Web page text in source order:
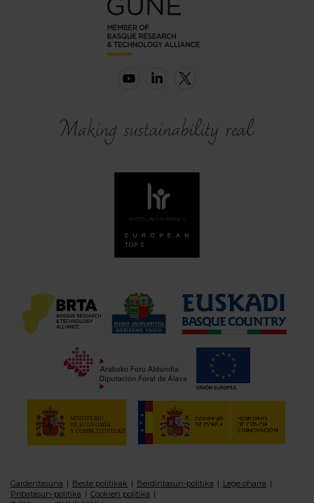
Gardentasuna Beste politikak Berdintasun-politika
Lege oharra
Pribatasun-politika
Cookien politika